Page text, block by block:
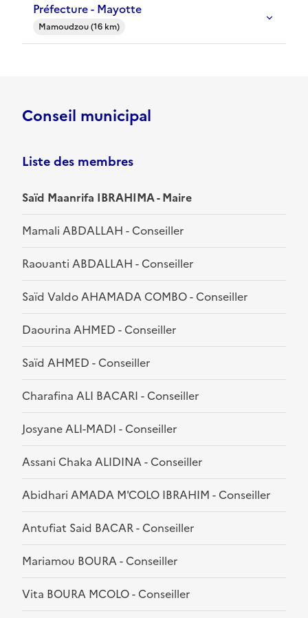
Préfecture - Mayotte
Mamoudzou (16 km)
Conseil municipal
Liste des membres
Saïd Maanrifa IBRAHIMA - Maire
Mamali ABDALLAH - Conseiller
Raouanti ABDALLAH - Conseiller
Saïd Valdo AHAMADA COMBO - Conseiller
Daourina AHMED - Conseiller
Saïd AHMED - Conseiller
Charafina ALI BACARI - Conseiller
Josyane ALI-MADI - Conseiller
Assani Chaka ALIDINA - Conseiller
Abidhari AMADA M'COLO IBRAHIM - Conseiller
Antufiat Said BACAR - Conseiller
Mariamou BOURA - Conseiller
Vita BOURA MCOLO - Conseiller